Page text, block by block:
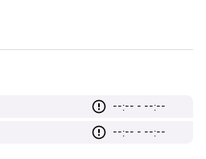
--:-- - --:--
--:-- - --:--